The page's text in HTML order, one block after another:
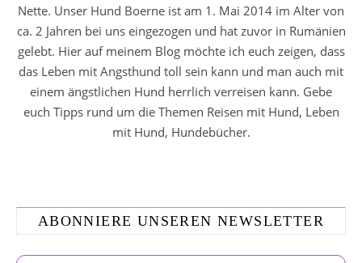
Nette. Unser Hund Boerne ist am 1. Mai 2014 im Alter von
ca. 2 Jahren bei uns eingezogen und hat zuvor in Rumänien
gelebt. Hier auf meinem Blog möchte ich euch zeigen, dass
das Leben mit Angsthund toll sein kann und man auch mit
einem ängstlichen Hund herrlich verreisen kann. Gebe
euch Tipps rund um die Themen Reisen mit Hund, Leben
mit Hund, Hundebücher.
ABONNIERE UNSEREN NEWSLETTER